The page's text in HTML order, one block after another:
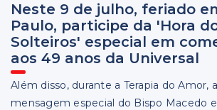
Histórias de sucesso
Endereços
Faça sua pergunta
Neste 9 de julho, feriado
Paulo, participe da 'Hora
Solteiros' especial em
aos 49 anos da Universal
Além disso, durante a Terapia do Amor,
mensagem especial do Bispo Macedo